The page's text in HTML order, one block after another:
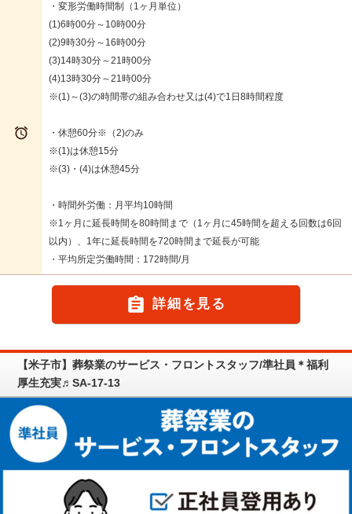

・変形労働時間制（1ヶ月単位）
(1)6時00分～10時00分
(2)9時30分～16時00分
(3)14時30分～21時00分
(4)13時30分～21時00分
※(1)～(3)の時間帯の組み合わせ又は(4)で1日8時間程度
・休憩60分※（2)のみ
※(1)は休憩15分
※(3)・(4)は休憩45分
・時間外労働：月平均10時間
※1ヶ月に延長時間を80時間まで（1ヶ月に45時間を超える回数は6回
以内）、1年に延長時間を720時間まで延長が可能
・平均所定労働時間：172時間/月
 詳細を見る
【米子市】葬祭業のサービス・フロントスタッフ/準社員＊福利
厚生充実♬SA-17-13